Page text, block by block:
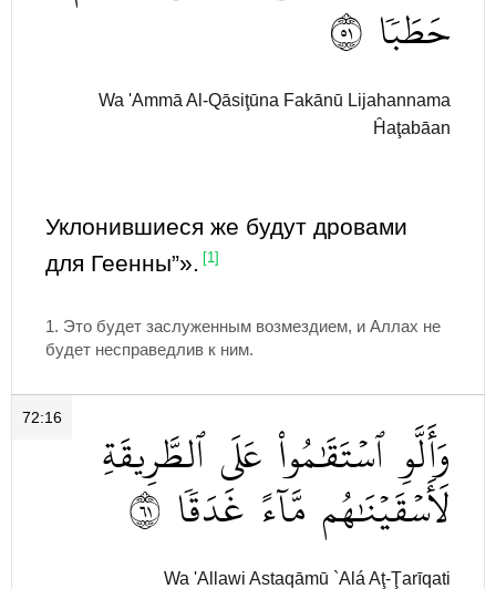
حَطَبٗا ١٥
Wa 'Ammā Al-Qāsiţūna Fakānū Lijahannama
Ĥaţabāan
Уклонившиеся же будут дровами
для Геенны”».
[1]
1. Это будет заслуженным возмездием, и Аллах не
будет несправедлив к ним.
72:16 وَأَلَّوِ ٱسۡتَقَٰمُواْ عَلَى ٱلطَّرِيقَةِ
لَأَسۡقَيۡنَٰهُم مَّآءً غَدَقٗا ١٦
Wa 'Allawi Astaqāmū `Alá Aţ-Ţarīqati